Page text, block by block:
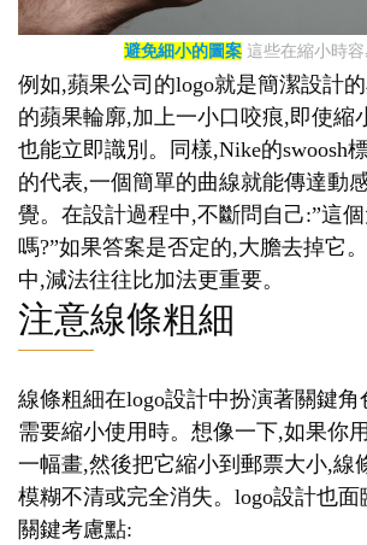
避免細小的圖案 這些在縮小時
例如,蘋果公司的logo就是簡潔設計
的蘋果輪廓,加上一小口咬痕,即使縮
也能立即識別。同樣,Nike的swoosh
的代表,一個簡單的曲線就能傳達動
覺。在設計過程中,不斷問自己:”這
嗎?”如果答案是否定的,大膽去掉它
中,減法往往比加法更重要。
注意線條粗細
線條粗細在logo設計中扮演著關鍵角
需要縮小使用時。想像一下,如果你
一幅畫,然後把它縮小到郵票大小,線
模糊不清或完全消失。logo設計也面
關鍵考慮點: